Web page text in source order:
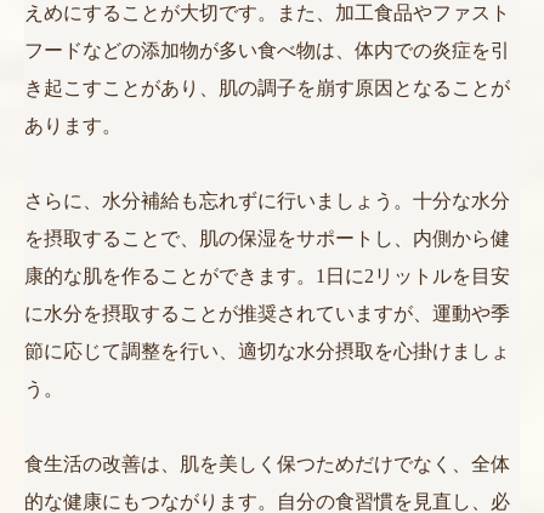
えめにすることが大切です。また、加工食品やファスト
フードなどの添加物が多い食べ物は、体内での炎症を引
き起こすことがあり、肌の調子を崩す原因となることが
あります。
さらに、水分補給も忘れずに行いましょう。十分な水分
を摂取することで、肌の保湿をサポートし、内側から健
康的な肌を作ることができます。1日に2リットルを目安
に水分を摂取することが推奨されていますが、運動や季
節に応じて調整を行い、適切な水分摂取を心掛けましょ
う。
食生活の改善は、肌を美しく保つためだけでなく、全体
的な健康にもつながります。自分の食習慣を見直し、必